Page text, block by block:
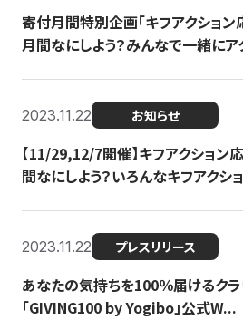
寄付月間特別企画「キフアクショ
月間なにしよう？みんなで一緒にア
2023.11.22 お知らせ
【11/29,12/7開催】キフアクション
間なにしよう？いろんなキフアクシ
2023.11.22 プレスリリース
あなたの気持ちを100％届けるクラ
「GIVING100 by Yogibo」公式W...